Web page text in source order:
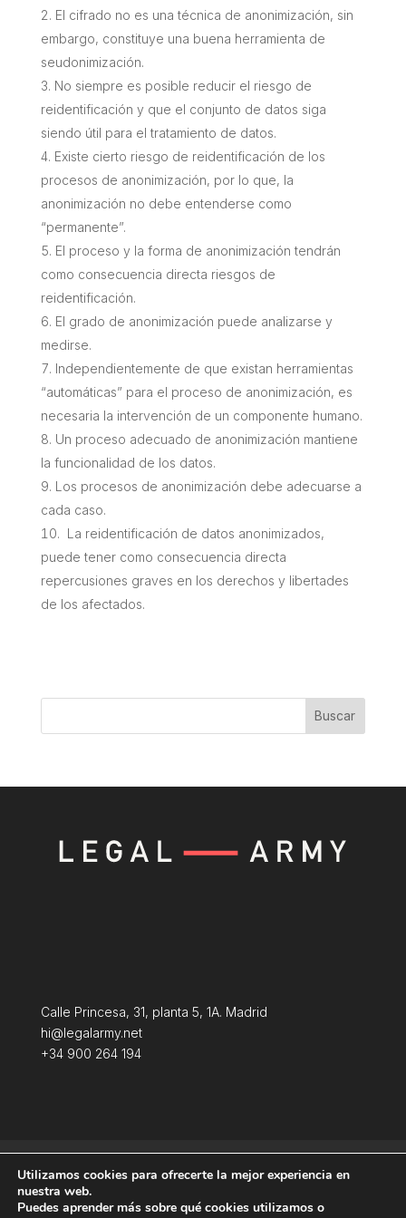
El cifrado no es una técnica de anonimización, sin
embargo, constituye una buena herramienta de
seudonimización.
No siempre es posible reducir el riesgo de
reidentificación y que el conjunto de datos siga
siendo útil para el tratamiento de datos.
Existe cierto riesgo de reidentificación de los
procesos de anonimización, por lo que, la
anonimización no debe entenderse como
“permanente”.
El proceso y la forma de anonimización tendrán
como consecuencia directa riesgos de
reidentificación.
El grado de anonimización puede analizarse y
medirse.
Independientemente de que existan herramientas
“automáticas” para el proceso de anonimización, es
necesaria la intervención de un componente humano.
Un proceso adecuado de anonimización mantiene
la funcionalidad de los datos.
Los procesos de anonimización debe adecuarse a
cada caso.
La reidentificación de datos anonimizados,
puede tener como consecuencia directa
repercusiones graves en los derechos y libertades
de los afectados.
Buscar
Calle Princesa, 31, planta 5, 1A. Madrid
hi@legalarmy.net
+34 900 264 194
Terminos y condiciones
Política de Cookies
Utilizamos cookies para ofrecerte la mejor experiencia en
nuestra web.
Puedes aprender más sobre qué cookies utilizamos o